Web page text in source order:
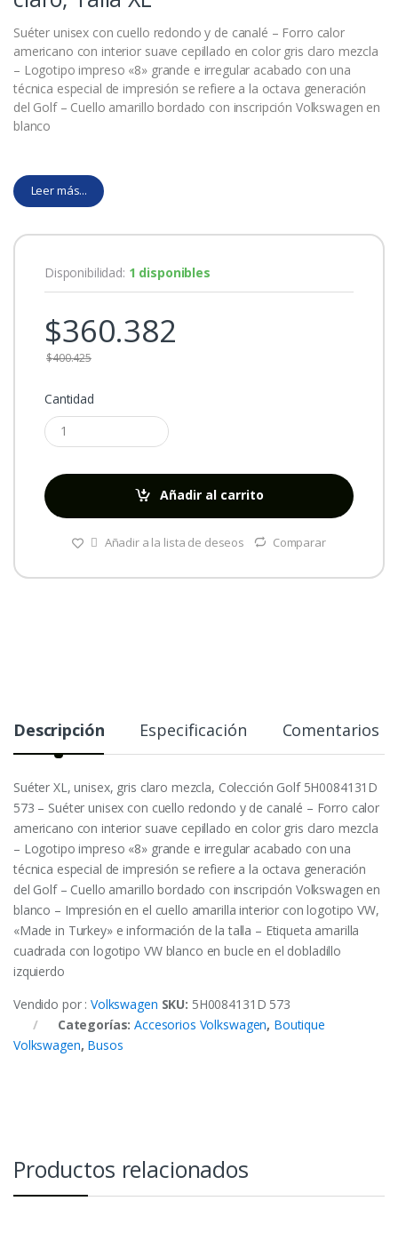
Suéter unisex con cuello redondo y de canalé – Forro calor
americano con interior suave cepillado en color gris claro mezcla
– Logotipo impreso «8» grande e irregular acabado con una
técnica especial de impresión se refiere a la octava generación
del Golf – Cuello amarillo bordado con inscripción Volkswagen en
blanco
Leer más...
Disponibilidad: 1 disponibles
$360.382
$400.425
Cantidad
Añadir al carrito
Añadir a la lista de deseos Comparar
Descripción Especificación Comentarios
Suéter XL, unisex, gris claro mezcla, Colección Golf 5H0084131D
573 – Suéter unisex con cuello redondo y de canalé – Forro calor
americano con interior suave cepillado en color gris claro mezcla
– Logotipo impreso «8» grande e irregular acabado con una
técnica especial de impresión se refiere a la octava generación
del Golf – Cuello amarillo bordado con inscripción Volkswagen en
blanco – Impresión en el cuello amarilla interior con logotipo VW,
«Made in Turkey» e información de la talla – Etiqueta amarilla
cuadrada con logotipo VW blanco en bucle en el dobladillo
izquierdo
Vendido por :Volkswagen SKU: 5H0084131D 573
Categorías:Accesorios Volkswagen, Boutique
Volkswagen, Busos
Productos relacionados